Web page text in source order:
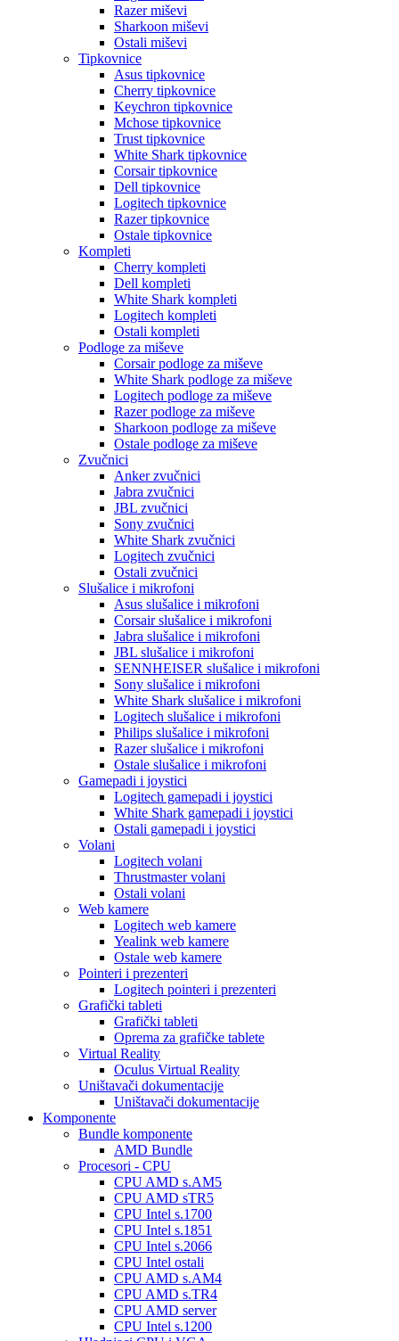
Razer miševi
Sharkoon miševi
Ostali miševi
Tipkovnice
Asus tipkovnice
Cherry tipkovnice
Keychron tipkovnice
Mchose tipkovnice
Trust tipkovnice
White Shark tipkovnice
Corsair tipkovnice
Dell tipkovnice
Logitech tipkovnice
Razer tipkovnice
Ostale tipkovnice
Kompleti
Cherry kompleti
Dell kompleti
White Shark kompleti
Logitech kompleti
Ostali kompleti
Podloge za miševe
Corsair podloge za miševe
White Shark podloge za miševe
Logitech podloge za miševe
Razer podloge za miševe
Sharkoon podloge za miševe
Ostale podloge za miševe
Zvučnici
Anker zvučnici
Jabra zvučnici
JBL zvučnici
Sony zvučnici
White Shark zvučnici
Logitech zvučnici
Ostali zvučnici
Slušalice i mikrofoni
Asus slušalice i mikrofoni
Corsair slušalice i mikrofoni
Jabra slušalice i mikrofoni
JBL slušalice i mikrofoni
SENNHEISER slušalice i mikrofoni
Sony slušalice i mikrofoni
White Shark slušalice i mikrofoni
Logitech slušalice i mikrofoni
Philips slušalice i mikrofoni
Razer slušalice i mikrofoni
Ostale slušalice i mikrofoni
Gamepadi i joystici
Logitech gamepadi i joystici
White Shark gamepadi i joystici
Ostali gamepadi i joystici
Volani
Logitech volani
Thrustmaster volani
Ostali volani
Web kamere
Logitech web kamere
Yealink web kamere
Ostale web kamere
Pointeri i prezenteri
Logitech pointeri i prezenteri
Grafički tableti
Grafički tableti
Oprema za grafičke tablete
Virtual Reality
Oculus Virtual Reality
Uništavači dokumentacije
Uništavači dokumentacije
Komponente
Bundle komponente
AMD Bundle
Procesori - CPU
CPU AMD s.AM5
CPU AMD sTR5
CPU Intel s.1700
CPU Intel s.1851
CPU Intel s.2066
CPU Intel ostali
CPU AMD s.AM4
CPU AMD s.TR4
CPU AMD server
CPU Intel s.1200